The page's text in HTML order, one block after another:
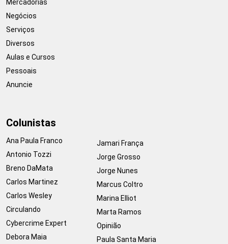
Mercadorias
Negócios
Serviços
Diversos
Aulas e Cursos
Pessoais
Anuncie
Colunistas
Ana Paula Franco
Antonio Tozzi
Breno DaMata
Carlos Martinez
Carlos Wesley
Circulando
Cybercrime Expert
Debora Maia
Jamari França
Jorge Grosso
Jorge Nunes
Marcus Coltro
Marina Elliot
Marta Ramos
Opinião
Paula Santa Maria